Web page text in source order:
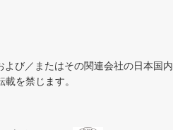
び／またはその関連会社の日本国
を禁じます。